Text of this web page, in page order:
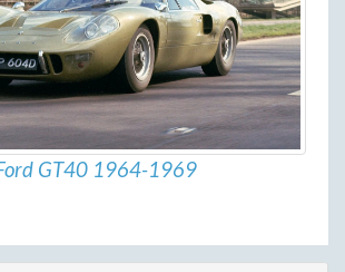
GT40 1964-1969